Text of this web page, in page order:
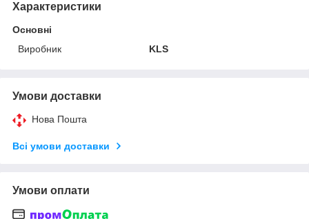
Характеристики
Основні
Виробник
KLS
Умови доставки
Нова Пошта
Всі умови доставки
Умови оплати